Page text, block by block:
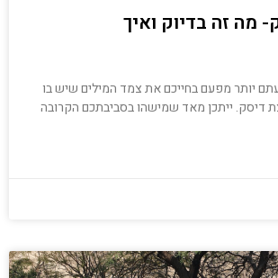
מה זה בדיוק ואיך
יותר מפעם בחייכם את צמד המילים שיש בו
דיסק. ייתכן מאד שמישהו בסביבתכם הקרובה